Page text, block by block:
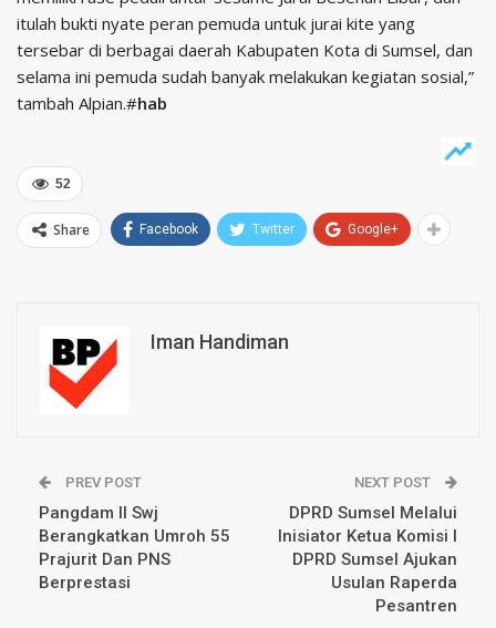
itulah bukti nyate peran pemuda untuk jurai kite yang
tersebar di berbagai daerah Kabupaten Kota di Sumsel, dan
selama ini pemuda sudah banyak melakukan kegiatan sosial,”
tambah Alpian.#hab
52
Share Facebook Twitter Google+
Iman Handiman
PREV POST
Pangdam II Swj
Berangkatkan Umroh 55
Prajurit Dan PNS
Berprestasi
NEXT POST
DPRD Sumsel Melalui
Inisiator Ketua Komisi I
DPRD Sumsel Ajukan
Usulan Raperda
Pesantren